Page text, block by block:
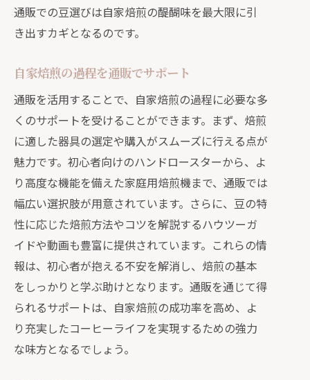
通販での豆選びは自家焙煎の醍醐味を最大限に引
き出すカギとなるのです。
自家焙煎の過程を通販でサポート
通販を活用することで、自家焙煎の過程に必要な多
くのサポートを受けることができます。まず、焙煎
に適した器具の選定や購入がスムーズに行える点が
魅力です。初心者向けのハンドロースターから、よ
り高度な機能を備えた家庭用焙煎機まで、通販では
幅広い選択肢が用意されています。さらに、豆の特
性に応じた焙煎方法やコツを解説するハウツーガ
イドや動画も豊富に提供されています。これらの情
報は、初心者が抱える不安を解消し、焙煎の基本
をしっかりと学ぶ助けとなります。通販を通じて得
られるサポートは、自家焙煎の成功率を高め、よ
り充実したコーヒーライフを実現するための強力
な味方となるでしょう。